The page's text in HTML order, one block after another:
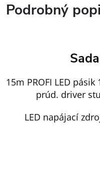
Podrobný
15m PROFI LED
prúd. driver
LED napájací